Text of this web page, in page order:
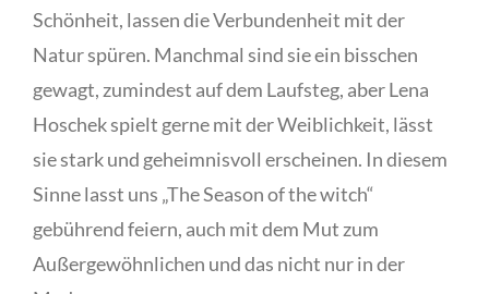
Schönheit, lassen die Verbundenheit mit der
Natur spüren. Manchmal sind sie ein bisschen
gewagt, zumindest auf dem Laufsteg, aber Lena
Hoschek spielt gerne mit der Weiblichkeit, lässt
sie stark und geheimnisvoll erscheinen. In diesem
Sinne lasst uns „The Season of the witch“
gebührend feiern, auch mit dem Mut zum
Außergewöhnlichen und das nicht nur in der